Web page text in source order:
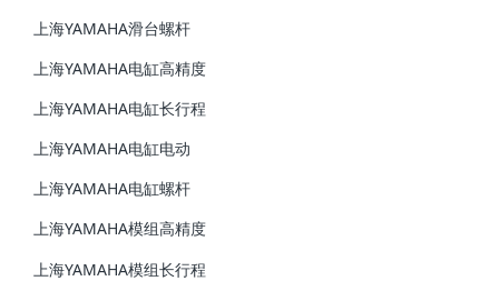
上海YAMAHA滑台螺杆
上海YAMAHA电缸高精度
上海YAMAHA电缸长行程
上海YAMAHA电缸电动
上海YAMAHA电缸螺杆
上海YAMAHA模组高精度
上海YAMAHA模组长行程